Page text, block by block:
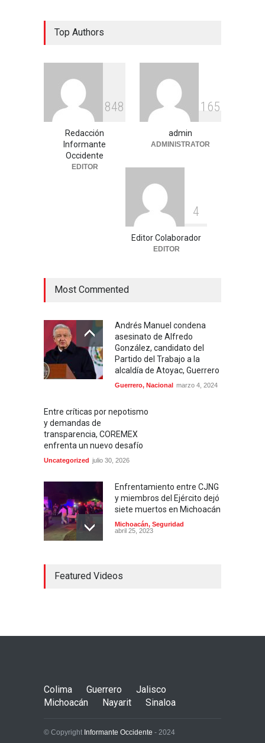
Entre críticas por nepotismo
y demandas de
transparencia, COREMEX
enfrenta un nuevo desafío
Uncategorized julio 30, 2026
Top Authors
848
Redacción
Informante
Occidente
EDITOR
1 65
admin
ADMINISTRATOR
4
Editor Colaborador
EDITOR
Most Commented
Andrés Manuel condena
asesinato de Alfredo
González, candidato del
Partido del Trabajo a la
alcaldía de Atoyac, Guerrero
Guerrero, Nacional marzo 4, 2024
Entre críticas por nepotismo
y demandas de
transparencia, COREMEX
enfrenta un nuevo desafío
Uncategorized julio 30, 2026
Enfrentamiento entre CJNG
y miembros del Ejército dejó
siete muertos en Michoacán
Michoacán, Seguridad
abril 25, 2023
contra mujeres
Nayarit , Seguridad
Featured Videos
Colima Guerrero
Jalisco
Michoacán
Nayarit Sinaloa
© Copyright Informante Occidente - 2024